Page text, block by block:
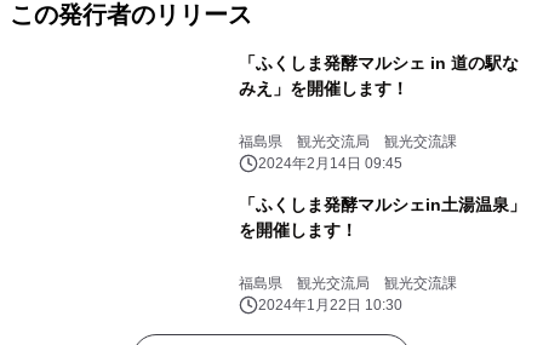
この発行者のリリース
「ふくしま発酵マルシェ in 道の駅な
みえ」を開催します！
福島県 観光交流局 観光交流課
2024年2月14日 09:45
「ふくしま発酵マルシェin土湯温泉」
を開催します！
福島県 観光交流局 観光交流課
2024年1月22日 10:30